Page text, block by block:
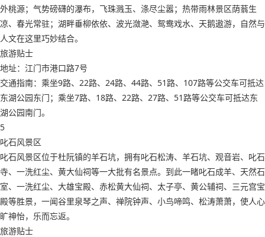
外桃源；气势磅礴的瀑布，飞珠溅玉、涤尽尘嚣；热带雨林景区荫蓊生
凉、春光常驻；湖畔垂柳依依、波光潋滟、鸳鸯戏水、天鹅遨游，自然与
人文在这里巧妙结合。
旅游贴士
地址：江门市港口路7号
交通指南：乘坐9路、22路、24路、44路、51路、107路等公交车可抵达
东湖公园东门；乘坐7路、18路、22路、27路、51路等公交车可抵达东
湖公园南门。
5
叱石风景区
叱石风景区位于杜阮镇的羊石坑，拥有叱石松涛、羊石坑、观音岩、叱石
寺、一洗红尘、黄大仙祠等一大批有名景点。到此一睹叱石成羊、天然石
室、一洗红尘、大雄宝殿、赤松黄大仙祠、太子亭、黄公辅祠、三元宫宝
殿等胜景，一闻谷里泉琴之声、禅院钟声、小鸟啼鸣、松涛萧萧，使人心
旷神怡，乐而忘返。
旅游贴士